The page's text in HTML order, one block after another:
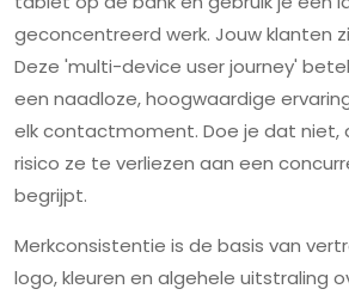
geconcentreerd werk. Jouw klanten
Deze 'multi-device user journey'
een naadloze, hoogwaardige
elk contactmoment. Doe je dat niet,
risico ze te verliezen aan een
begrijpt.
Merkconsistentie is de basis van
logo, kleuren en algehele uitstraling